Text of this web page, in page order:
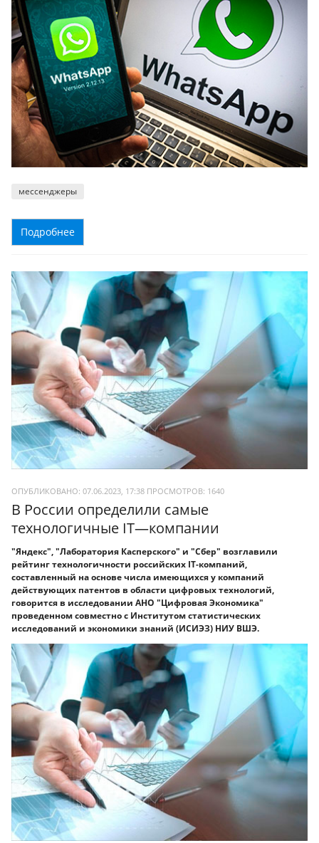
мессенджеры
Подробнее
ОПУБЛИКОВАНО: 07.06.2023, 17:38 ПРОСМОТРОВ: 1640
В России определили самые
технологичные IT—компании
"Яндекс", "Лаборатория Касперского" и "Сбер" возглавили
рейтинг технологичности российских IT-компаний,
составленный на основе числа имеющихся у компаний
действующих патентов в области цифровых технологий,
говорится в исследовании АНО "Цифровая Экономика"
проведенном совместно с Институтом статистических
исследований и экономики знаний (ИСИЭЗ) НИУ ВШЭ.